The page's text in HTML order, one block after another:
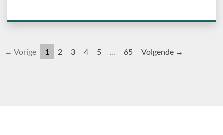
← Vorige 1 2 3 4 5 … 65 Volgende →